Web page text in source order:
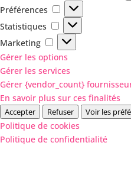
Préférences
Préférences
Statistiques
Statistiques
Marketing
Marketing
Gérer les options
Gérer les services
Gérer {vendor_count}
En savoir plus sur ces finalités
Accepter Refuser Voir les
Politique de cookies
Politique de confidentialité